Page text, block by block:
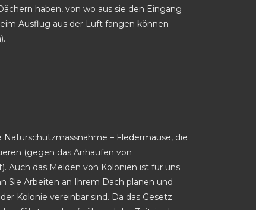
haben, von wo aus sie den Eingang
Ausflug aus der Luft fangen können
– Fledermäuse, die
(gegen das Anhäufen von
Auch das Melden von Kolonien ist für uns
Sie Arbeiten an Ihrem Dach planen und
Kolonie vereinbar sind. Da das Gesetz